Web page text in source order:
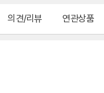
의견/리뷰 연관상품